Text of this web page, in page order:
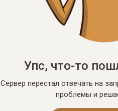
Упс, что-то
Сервер перестал отвечать на
проблемы и